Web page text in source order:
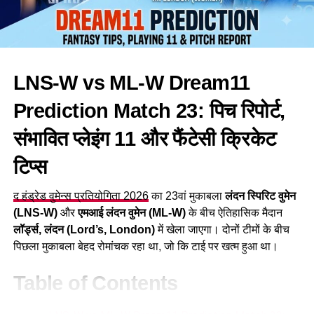
भारत:
जसप्रीत बुमराह
हार्दिक पांड्या
न्यूज़ीलैंड:
डेवोन कॉनवे
मिचेल सैंटनर
लॉकी फर्ग्यूसन
कप्तानों की रणनीति
पावरप्ले में दोनों कप्तान आक्रामक रणनीति अपना सकते हैं। भारत तेज़
4. LNS vs ML Probable Playing 11 (संभावित प्लेइंग
इलेवन)
MI London (ML) Probable Playing XI:
5. Top Players to Pick in Dream11 (ज़रूरी खिलाड़ी)
🏏 Top Batters & All-rounders (सर्वश्रेष्ठ
6. LNS vs ML Dream11 Team Prediction (बेस्ट फैंटेसी
टीमें)
Team (सुरक्षित टीम)
LNS-W vs ML-W Dream11
Prediction Match 23: पिच रिपोर्ट,
संभावित प्लेइंग 11 और फैंटेसी क्रिकेट
टिप्स
द हंड्रेड वुमेन्स प्रतियोगिता 2026का 23वां मुकाबलालंदन स्पिरिट वुमेन
(LNS-W)औरएमआई लंदन वुमेन (ML-W)के बीच ऐतिहासिक मैदान
लॉर्ड्स, लंदन (Lord’s, London)में खेला जाएगा। दोनों टीमों के बीच
पिछला मुकाबला बेहद रोमांचक रहा था, जो कि टाई पर खत्म हुआ था।
Table of Contents